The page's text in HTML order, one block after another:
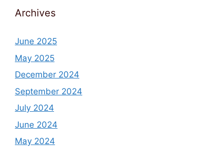
Archives
June 2025
May 2025
December 2024
September 2024
July 2024
June 2024
May 2024